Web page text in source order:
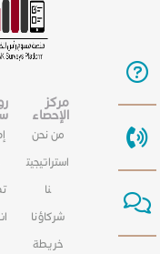
مركز
الإحصاء
من نحن
استراتيجيت
نا
شركاؤنا
خريطة